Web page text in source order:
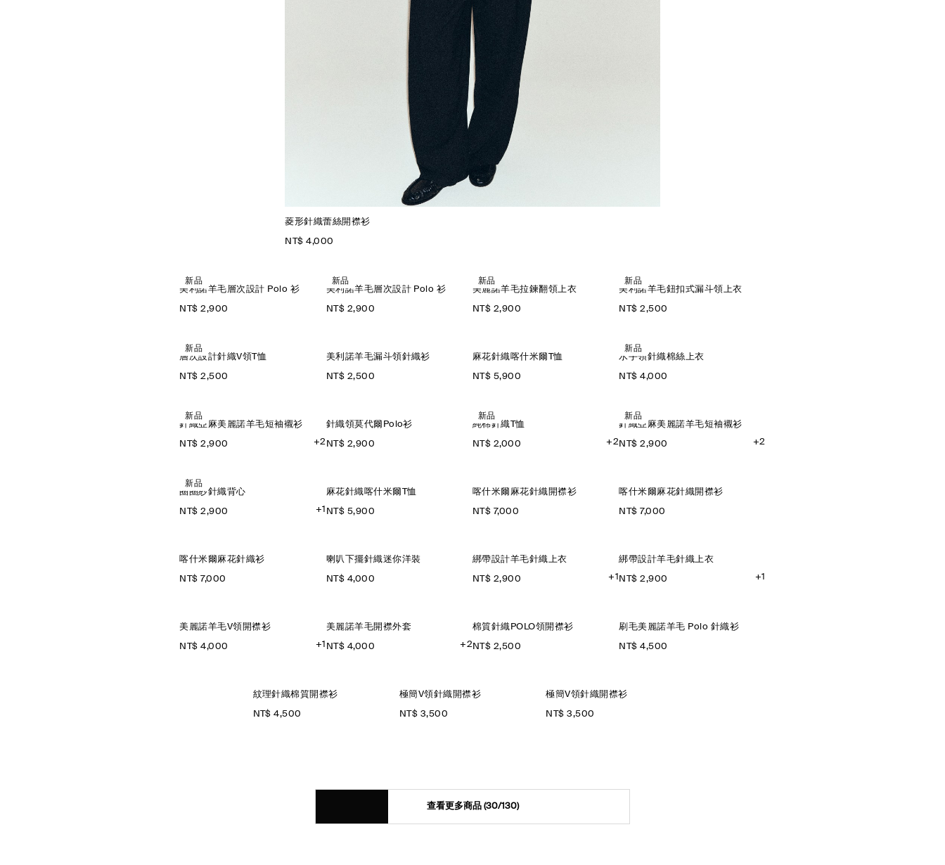
菱形針織蕾絲開襟衫
NT$ 4,000
新品
美利諾羊毛層次設計 Polo 衫
NT$ 2,900
新品
美利諾羊毛層次設計 Polo 衫
NT$ 2,900
新品
美麗諾羊毛拉鍊翻領上衣
NT$ 2,900
新品
美利諾羊毛鈕扣式漏斗領上衣
NT$ 2,500
新品
層次設計針織V領T恤
NT$ 2,500
美利諾羊毛漏斗領針織衫
NT$ 2,500
麻花針織喀什米爾T恤
NT$ 5,900
新品
水手領針織棉絲上衣
NT$ 4,000
新品
針織亞麻美麗諾羊毛短袖襯衫
NT$ 2,900 +2
針織領莫代爾Polo衫
NT$ 2,900
新品
純棉針織T恤
NT$ 2,000 +2
新品
針織亞麻美麗諾羊毛短袖襯衫
NT$ 2,900 +2
新品
圈圈紗針織背心
NT$ 2,900 +1
麻花針織喀什米爾T恤
NT$ 5,900
喀什米爾麻花針織開襟衫
NT$ 7,000
喀什米爾麻花針織開襟衫
NT$ 7,000
喀什米爾麻花針織衫
NT$ 7,000
喇叭下擺針織迷你洋裝
NT$ 4,000
綁帶設計羊毛針織上衣
NT$ 2,900 +1
綁帶設計羊毛針織上衣
NT$ 2,900 +1
美麗諾羊毛V領開襟衫
NT$ 4,000 +1
美麗諾羊毛開襟外套
NT$ 4,000 +2
棉質針織POLO領開襟衫
NT$ 2,500
刷毛美麗諾羊毛 Polo 針織衫
NT$ 4,500
紋理針織棉質開襟衫
NT$ 4,500
極簡V領針織開襟衫
NT$ 3,500
極簡V領針織開襟衫
NT$ 3,500
查看更多商品 (30/130)